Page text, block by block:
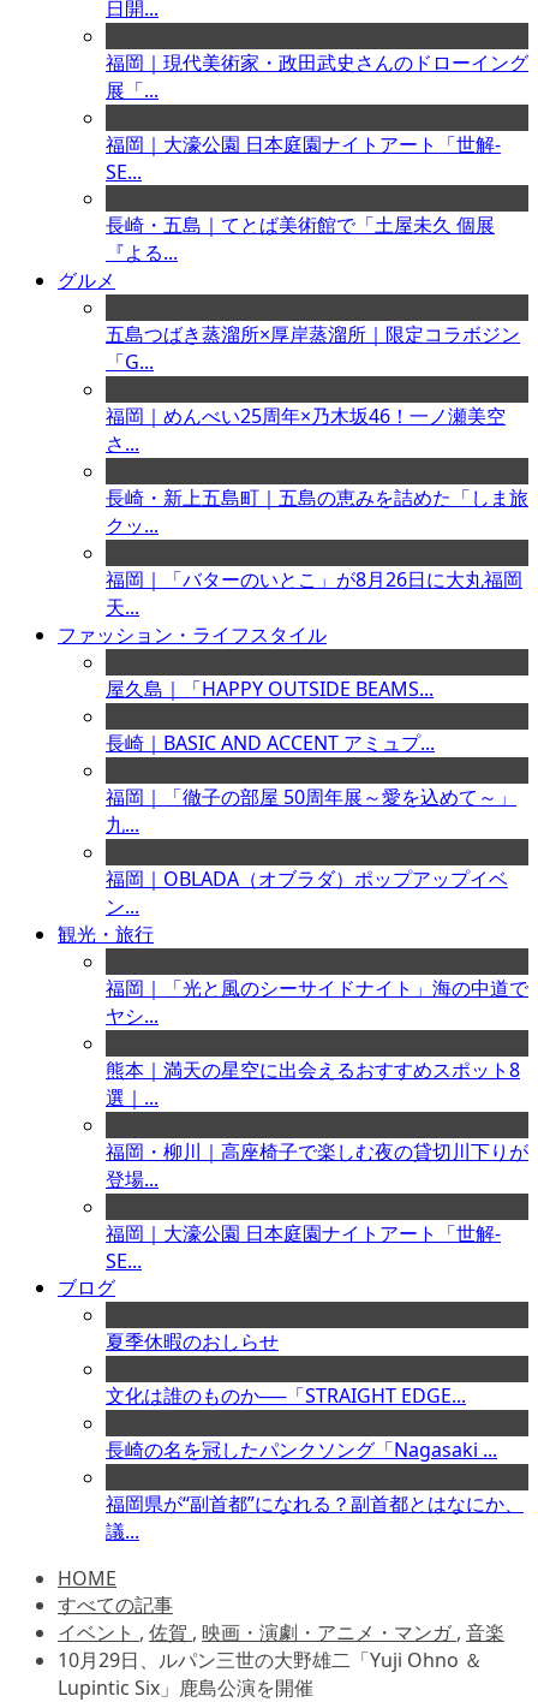
日開...
福岡｜現代美術家・政田武史さんのドローイング
展「...
福岡｜大濠公園 日本庭園ナイトアート「世解-
SE...
長崎・五島｜てとば美術館で「土屋未久 個展
『よる...
グルメ
五島つばき蒸溜所×厚岸蒸溜所｜限定コラボジン
「G...
福岡｜めんべい25周年×乃木坂46！一ノ瀬美空
さ...
長崎・新上五島町｜五島の恵みを詰めた「しま旅
クッ...
福岡｜「バターのいとこ」が8月26日に大丸福岡
天...
ファッション・ライフスタイル
屋久島｜「HAPPY OUTSIDE BEAMS...
長崎｜BASIC AND ACCENT アミュプ...
福岡｜「徹子の部屋 50周年展～愛を込めて～」
九...
福岡｜OBLADA（オブラダ）ポップアップイベ
ン...
観光・旅行
福岡｜「光と風のシーサイドナイト」海の中道で
ヤシ...
熊本｜満天の星空に出会えるおすすめスポット8
選｜...
福岡・柳川｜高座椅子で楽しむ夜の貸切川下りが
登場...
福岡｜大濠公園 日本庭園ナイトアート「世解-
SE...
ブログ
夏季休暇のおしらせ
文化は誰のものか──「STRAIGHT EDGE...
長崎の名を冠したパンクソング「Nagasaki ...
福岡県が“副首都”になれる？副首都とはなにか、
議...
HOME
すべての記事
イベント , 佐賀 , 映画・演劇・アニメ・マンガ , 音楽
10月29日、ルパン三世の大野雄二「Yuji Ohno ＆
Lupintic Six」鹿島公演を開催